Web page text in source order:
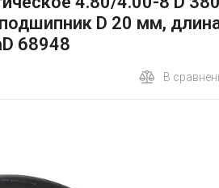
D 20 мм,
68948
В